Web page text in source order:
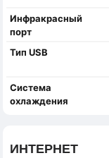
Инфракрасный
порт
Тип USB
Система
охлаждения
ИНТЕРНЕТ